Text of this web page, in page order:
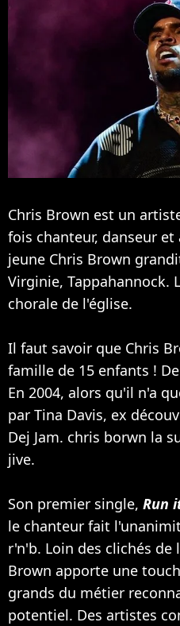
Chris Brown est un
fois chanteur, danseur
jeune Chris Brown
Virginie, Tappahannock.
chorale de l'église.
Il faut savoir que Chris
famille de 15 enfants !
En 2004, alors qu'il n'a
par Tina Davis, ex
Dej Jam. chris borwn la
jive.
Son premier single, Run
le chanteur fait
r'n'b. Loin des clichés de
Brown apporte une
grands du métier
potentiel. Des artistes